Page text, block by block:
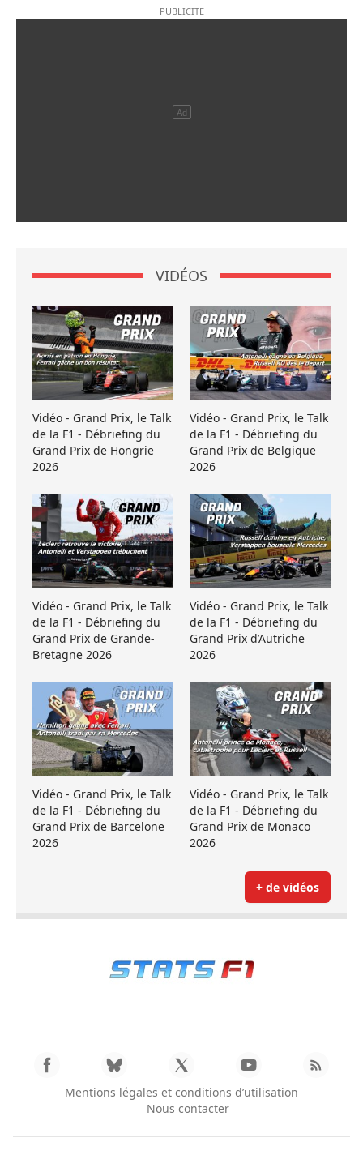
VIDÉOS
Vidéo - Grand Prix, le Talk
de la F1 - Débriefing du
Grand Prix de Hongrie
2026
Vidéo - Grand Prix, le Talk
de la F1 - Débriefing du
Grand Prix de Belgique
2026
Vidéo - Grand Prix, le Talk
de la F1 - Débriefing du
Grand Prix de Grande-
Bretagne 2026
Vidéo - Grand Prix, le Talk
de la F1 - Débriefing du
Grand Prix d’Autriche
2026
Vidéo - Grand Prix, le Talk
de la F1 - Débriefing du
Grand Prix de Barcelone
2026
Vidéo - Grand Prix, le Talk
de la F1 - Débriefing du
Grand Prix de Monaco
2026
+ de vidéos
Mentions légales et conditions d’utilisation
Nous contacter